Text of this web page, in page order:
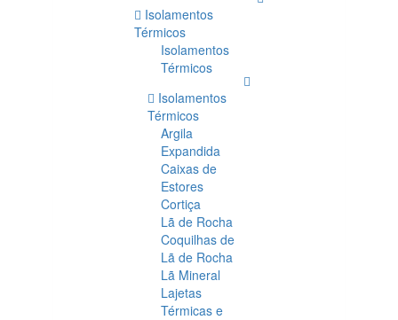
Isolamentos
Térmicos
Isolamentos
Térmicos
Isolamentos
Térmicos
Argila
Expandida
Caixas de
Estores
Cortiça
Lã de Rocha
Coquilhas de
Lã de Rocha
Lã Mineral
Lajetas
Térmicas e